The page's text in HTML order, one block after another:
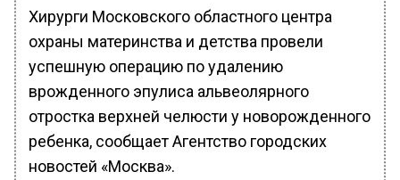
Хирурги Московского областного центра
охраны материнства и детства провели
успешную операцию по удалению
врожденного эпулиса альвеолярного
отростка верхней челюсти у новорожденного
ребенка, сообщает Агентство городских
новостей «Москва».